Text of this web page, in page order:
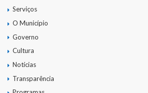
Serviços
O Município
Governo
Cultura
Notícias
Transparência